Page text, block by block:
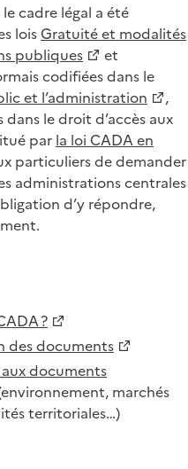
cadre légal a été
loisGratuité et modalités
publiques
et
codifiées dans le
et l’administration
,
le droit d’accès aux
par la loi CADA en
particuliers de demander
administrations centrales
d’y répondre,
?
des documents
documents
marchés
territoriales…)